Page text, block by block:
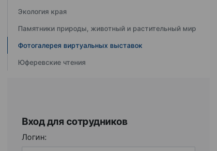
Экология края
Памятники природы, животный и растительный мир
Фотогалерея виртуальных выставок
Юферевские чтения
Вход для сотрудников
Логин: